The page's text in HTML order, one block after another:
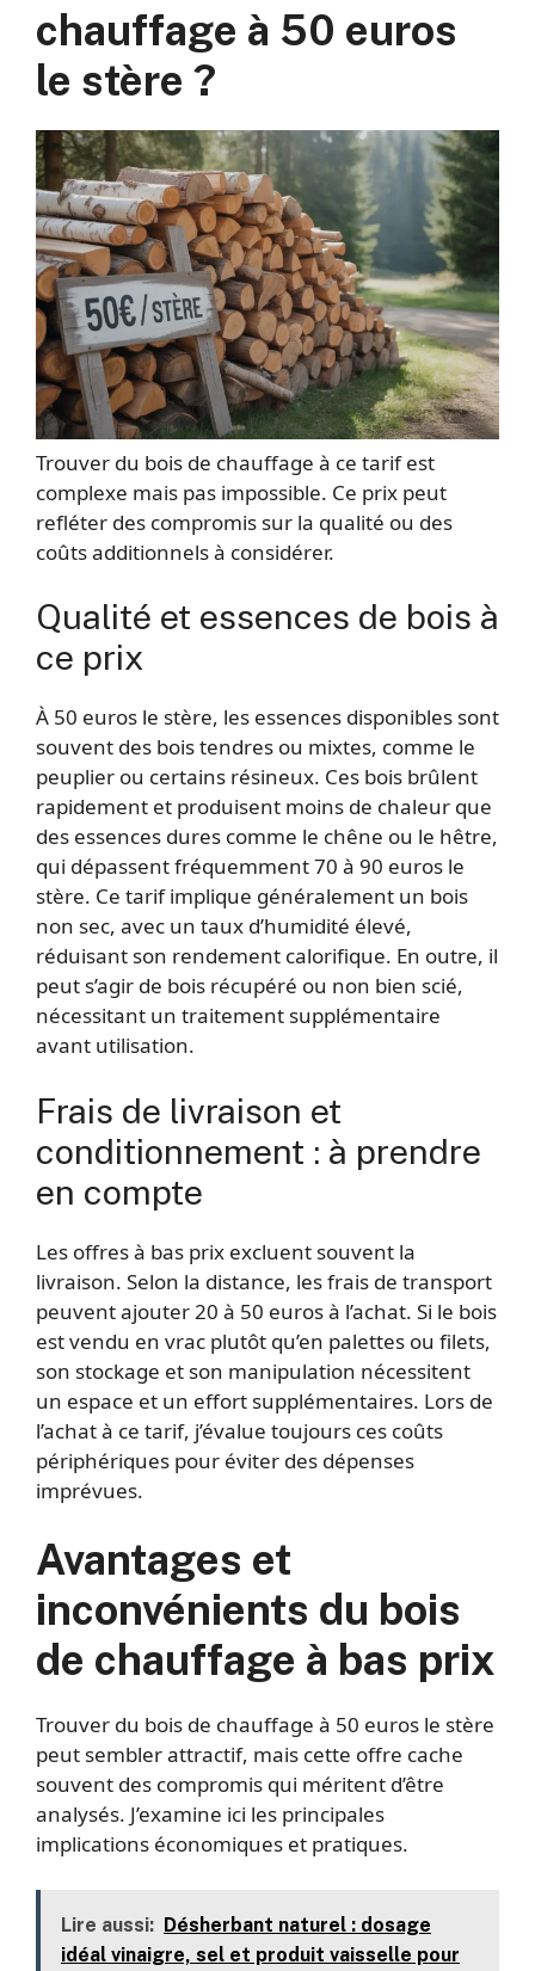
chauffage à 50 euros
le stère ?
Trouver du bois de chauffage à ce tarif est
complexe mais pas impossible. Ce prix peut
refléter des compromis sur la qualité ou des
coûts additionnels à considérer.
Qualité et essences de bois à
ce prix
À 50 euros le stère, les essences disponibles sont
souvent des bois tendres ou mixtes, comme le
peuplier ou certains résineux. Ces bois brûlent
rapidement et produisent moins de chaleur que
des essences dures comme le chêne ou le hêtre,
qui dépassent fréquemment 70 à 90 euros le
stère. Ce tarif implique généralement un bois
non sec, avec un taux d’humidité élevé,
réduisant son rendement calorifique. En outre, il
peut s’agir de bois récupéré ou non bien scié,
nécessitant un traitement supplémentaire
avant utilisation.
Frais de livraison et
conditionnement : à prendre
en compte
Les offres à bas prix excluent souvent la
livraison. Selon la distance, les frais de transport
peuvent ajouter 20 à 50 euros à l’achat. Si le bois
est vendu en vrac plutôt qu’en palettes ou filets,
son stockage et son manipulation nécessitent
un espace et un effort supplémentaires. Lors de
l’achat à ce tarif, j’évalue toujours ces coûts
périphériques pour éviter des dépenses
imprévues.
Avantages et
inconvénients du bois
de chauffage à bas prix
Trouver du bois de chauffage à 50 euros le stère
peut sembler attractif, mais cette offre cache
souvent des compromis qui méritent d’être
analysés. J’examine ici les principales
implications économiques et pratiques.
Lire aussi: Désherbant naturel : dosage
idéal vinaigre, sel et produit vaisselle pour